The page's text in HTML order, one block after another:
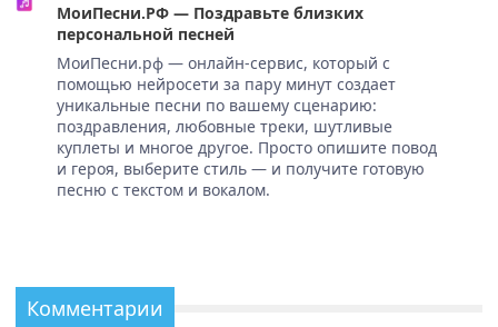
МоиПесни.РФ — Поздравьте близких
персональной песней
МоиПесни.рф — онлайн-сервис, который с
помощью нейросети за пару минут создает
уникальные песни по вашему сценарию:
поздравления, любовные треки, шутливые
куплеты и многое другое. Просто опишите повод
и героя, выберите стиль — и получите готовую
песню с текстом и вокалом.
Комментарии